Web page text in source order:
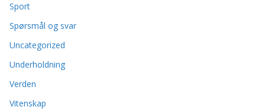
Sport
Spørsmål og svar
Uncategorized
Underholdning
Verden
Vitenskap